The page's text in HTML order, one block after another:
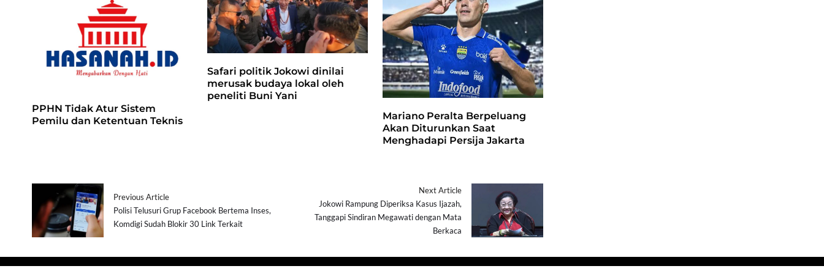
PPHN Tidak Atur Sistem
Pemilu dan Ketentuan Teknis
Safari politik Jokowi dinilai
merusak budaya lokal oleh
peneliti Buni Yani
Mariano Peralta Berpeluang
Akan Diturunkan Saat
Menghadapi Persija Jakarta
Previous Article
Polisi Telusuri Grup Facebook Bertema Inses,
Komdigi Sudah Blokir 30 Link Terkait
Next Article
Jokowi Rampung Diperiksa Kasus Ijazah,
Tanggapi Sindiran Megawati dengan Mata
Berkaca